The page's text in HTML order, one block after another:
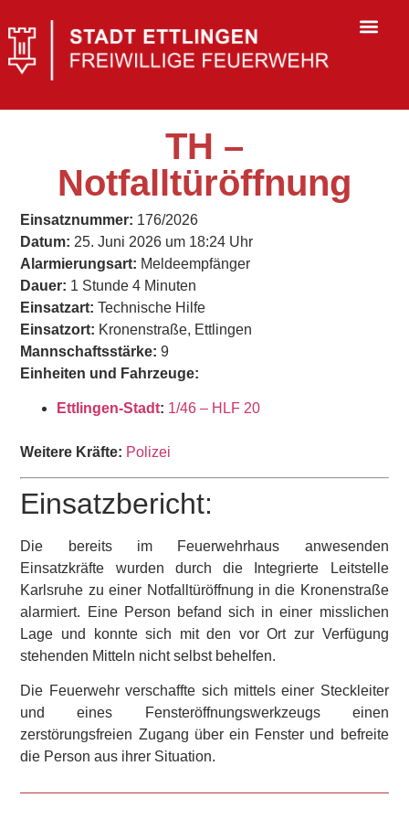
TH –
Notfalltüröffnung
Einsatznummer: 176/2026
Datum: 25. Juni 2026 um 18:24 Uhr
Alarmierungsart: Meldeempfänger
Dauer: 1 Stunde 4 Minuten
Einsatzart: Technische Hilfe
Einsatzort: Kronenstraße, Ettlingen
Mannschaftsstärke: 9
Einheiten und Fahrzeuge:
Ettlingen-Stadt: 1/46 – HLF 20
Weitere Kräfte: Polizei
Einsatzbericht:
Die bereits im Feuerwehrhaus anwesenden
Einsatzkräfte wurden durch die Integrierte Leitstelle
Karlsruhe zu einer Notfalltüröffnung in die Kronenstraße
alarmiert. Eine Person befand sich in einer misslichen
Lage und konnte sich mit den vor Ort zur Verfügung
stehenden Mitteln nicht selbst behelfen.
Die Feuerwehr verschaffte sich mittels einer Steckleiter
und eines Fensteröffnungswerkzeugs einen
zerstörungsfreien Zugang über ein Fenster und befreite
die Person aus ihrer Situation.